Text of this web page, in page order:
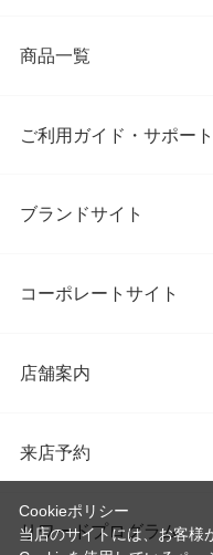
商品一覧
ご利用ガイド・サポート
ブランドサイト
コーポレートサイト
店舗案内
来店予約
リワードプログラム
Cookieポリシー
当店のサイトには、お客様